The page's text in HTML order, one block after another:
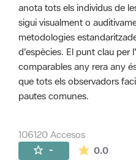
anota tots els individus de
sigui visualment o
metodologies
d'espècies. El punt clau per
comparables any rera any
que tots els observadors
pautes comunes.
106120 Accesos
- 0.0La